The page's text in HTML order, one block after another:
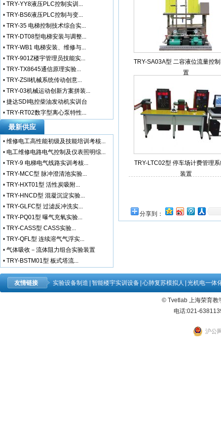
TRY-SA03A型 二容液位流量控
置
TRY-LTC02型 停车场计费管理
装置
分享到：
• TRY-YY8液压PLC控制实训...
• TRY-BS6液压PLC控制与变...
• TRY-35 电梯控制技术综合实...
• TRY-DT08型电梯安装与调整...
• TRY-WB1 电梯安装、维修与...
• TRY-901Z楼宇管理员技能实...
• TRY-TX8645通信原理实验...
• TRY-ZSII机械系统传动创意...
• TRY-03机械运动创新方案拼装...
• 捷达SDI电控柴油发动机实训台
• TRY-RT02数字型离心泵特性...
最新供应
• 维修电工高性能初级及技能培训考核...
• 电工维修电路电气控制及仪表照明综...
• TRY-9 电梯电气线路实训考核...
• TRY-MCC型 脉冲澄清池实验...
• TRY-HXT01型 活性炭吸附...
• TRY-HNCD型 混凝沉淀实验...
• TRY-GLFC型 过滤反冲洗实...
• TRY-PQ01型 曝气充氧实验...
• TRY-CASS型 CASS实验...
• TRY-QFL型 连续溶气气浮实...
• 气体吸收－流体阻力组合实验装置
• TRY-BSTM01型 板式塔流...
友情链接 实验设备制造 智能楼宇实训设备 心肺复苏模拟人 光机电一体
© Tvetlab 上海荣育教
电话:021-
沪公